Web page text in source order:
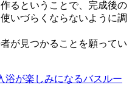
るということで、完成後の
いづらくならないように調
が見つかることを願ってい
浴が楽しみになるバスルー